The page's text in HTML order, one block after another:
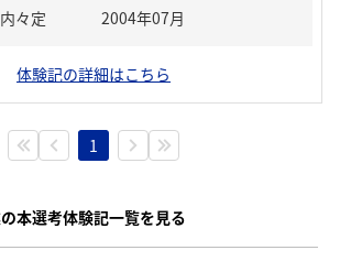
々定
2004年07月
体験記の詳細はこちら
1
本選考体験記一覧を見る